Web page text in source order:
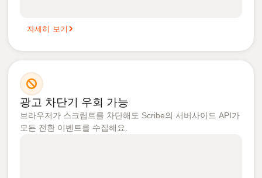
자세히 보기
광고 차단기 우회 가능
브라우저가 스크립트를 차단해도 Scribe의 서버사이드 API가
모든 전환 이벤트를 수집해요.